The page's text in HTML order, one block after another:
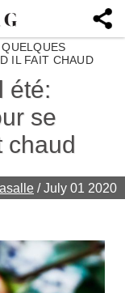
IL FAIT CHAUD
été:
se
chaud
/July 01 2020